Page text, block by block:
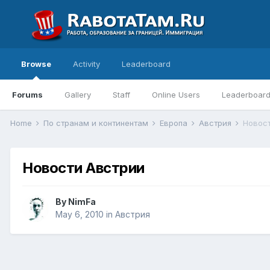
Browse
Forums Gallery Staff Online Users Leaderboard
Activity Leaderboard
Home По странам и континентам Европа Австрия
Новости Австрии
By NimFa
May 6, 2010 in Австрия